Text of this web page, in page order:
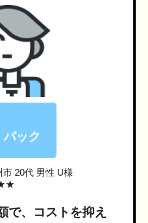
パック
市 20代 男性 U様
で、コストを抑え